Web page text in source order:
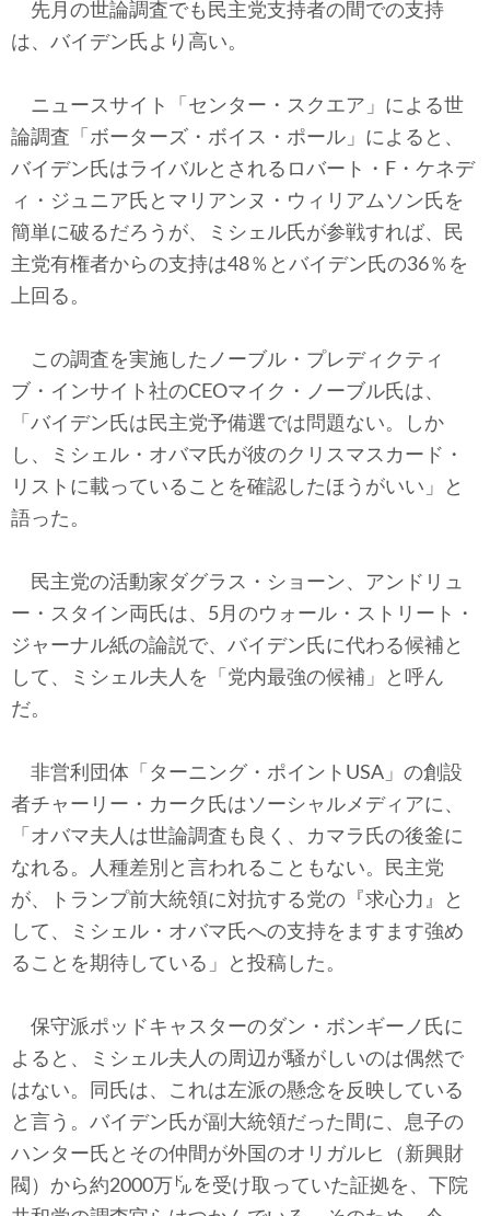
先月の世論調査でも民主党支持者の間での支持
は、バイデン氏より高い。
ニュースサイト「センター・スクエア」による世
論調査「ボーターズ・ボイス・ポール」によると、
バイデン氏はライバルとされるロバート・F・ケネデ
ィ・ジュニア氏とマリアンヌ・ウィリアムソン氏を
簡単に破るだろうが、ミシェル氏が参戦すれば、民
主党有権者からの支持は48％とバイデン氏の36％を
上回る。
この調査を実施したノーブル・プレディクティ
ブ・インサイト社のCEOマイク・ノーブル氏は、
「バイデン氏は民主党予備選では問題ない。しか
し、ミシェル・オバマ氏が彼のクリスマスカード・
リストに載っていることを確認したほうがいい」と
語った。
民主党の活動家ダグラス・ショーン、アンドリュ
ー・スタイン両氏は、5月のウォール・ストリート・
ジャーナル紙の論説で、バイデン氏に代わる候補と
して、ミシェル夫人を「党内最強の候補」と呼ん
だ。
非営利団体「ターニング・ポイントUSA」の創設
者チャーリー・カーク氏はソーシャルメディアに、
「オバマ夫人は世論調査も良く、カマラ氏の後釜に
なれる。人種差別と言われることもない。民主党
が、トランプ前大統領に対抗する党の『求心力』と
して、ミシェル・オバマ氏への支持をますます強め
ることを期待している」と投稿した。
保守派ポッドキャスターのダン・ボンギーノ氏に
よると、ミシェル夫人の周辺が騒がしいのは偶然で
はない。同氏は、これは左派の懸念を反映している
と言う。バイデン氏が副大統領だった間に、息子の
ハンター氏とその仲間が外国のオリガルヒ（新興財
閥）から約2000万㌦を受け取っていた証拠を、下院